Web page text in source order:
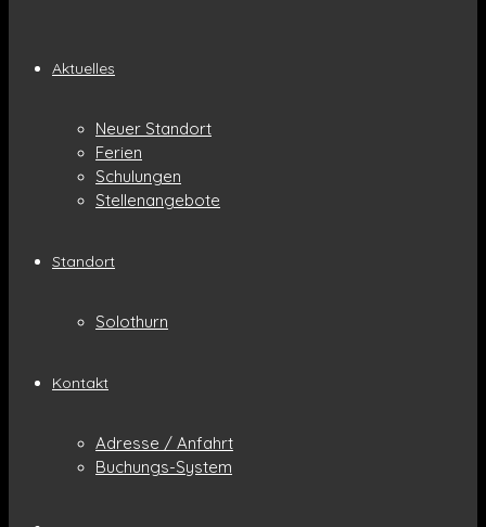
Aktuelles
Neuer Standort
Ferien
Schulungen
Stellenangebote
Standort
Solothurn
Kontakt
Adresse / Anfahrt
Buchungs-System